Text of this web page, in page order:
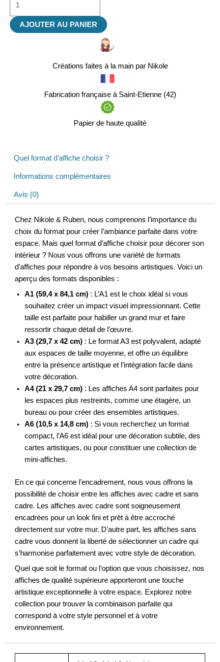
AJOUTER AU PANIER
Créations faites à la main par Nikole
Fabrication française à Saint-Etienne (42)
Papier de haute qualité
Quel format d'affiche choisir ?
Informations complémentaires
Avis (0)
Chez Nikole & Ruben, nous comprenons l’importance du
choix du format pour créer l’ambiance parfaite dans votre
espace. Mais quel format d’affiche choisir pour décorer son
intérieur ? Nous vous offrons une variété de formats
d’affiches pour répondre à vos besoins artistiques. Voici un
aperçu des formats disponibles :
A1 (59,4 x 84,1 cm) : L’A1 est le choix idéal si vous
souhaitez créer un impact visuel impressionnant. Cette
taille est parfaite pour habiller un grand mur et faire
ressortir chaque détail de l’œuvre.
A3 (29,7 x 42 cm) : Le format A3 est polyvalent, adapté
aux espaces de taille moyenne, et offre un équilibre
entre la présence artistique et l’intégration facile dans
votre décoration.
A4 (21 x 29,7 cm) : Les affiches A4 sont parfaites pour
les espaces plus restreints, comme une étagère, un
bureau ou pour créer des ensembles artistiques.
A6 (10,5 x 14,8 cm) : Si vous recherchez un format
compact, l’A6 est idéal pour une décoration subtile, des
cartes artistiques, ou pour constituer une collection de
mini-affiches.
En ce qui concerne l’encadrement, nous vous offrons la
possibilité de choisir entre les affiches avec cadre et sans
cadre. Les affiches avec cadre sont soigneusement
encadrées pour un look fini et prêt à être accroché
directement sur votre mur. D’autre part, les affiches sans
cadre vous donnent la liberté de sélectionner un cadre qui
s’harmonise parfaitement avec votre style de décoration.
Quel que soit le format ou l’option que vous choisissez, nos
affiches de qualité supérieure apporteront une touche
artistique exceptionnelle à votre espace. Explorez notre
collection pour trouver la combinaison parfaite qui
correspond à votre style personnel et à votre
environnement.